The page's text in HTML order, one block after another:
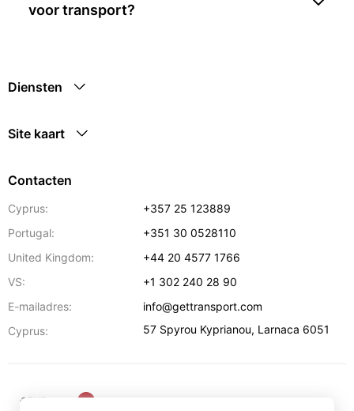
voor transport?
Diensten
Site kaart
Contacten
Cyprus:
+357 25 123889
Portugal:
+351 30 0528110
United Kingdom:
+44 20 4577 1766
VS:
+1 302 240 28 90
E-mailadres:
info@gettransport.com
Cyprus:
57 Spyrou Kyprianou, Larnaca 6051
€EUR